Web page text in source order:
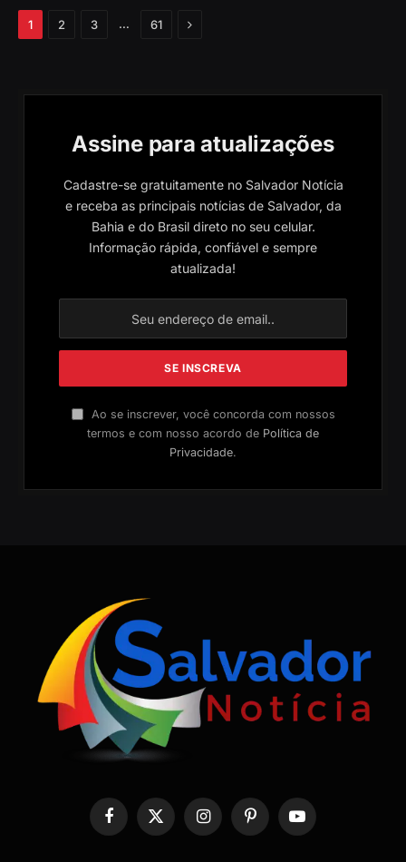
1 2 3 … 61 Próximo
Assine para atualizações
Cadastre-se gratuitamente no Salvador Notícia
e receba as principais notícias de Salvador, da
Bahia e do Brasil direto no seu celular.
Informação rápida, confiável e sempre
atualizada!
Ao se inscrever, você concorda com nossos
termos e com nosso acordo de Política de
Privacidade.
Facebook
X
(Twitter)
InstagramPinterestYouTube